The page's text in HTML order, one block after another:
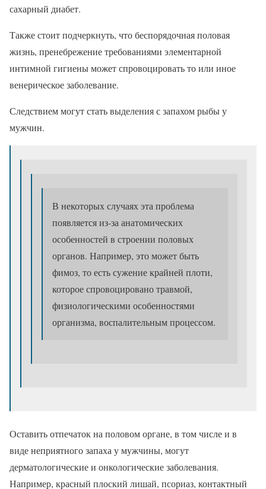
сахарный диабет.
Также стоит подчеркнуть, что беспорядочная половая
жизнь, пренебрежение требованиями элементарной
интимной гигиены может спровоцировать то или иное
венерическое заболевание.
Следствием могут стать выделения с запахом рыбы у
мужчин.
В некоторых случаях эта проблема
появляется из-за анатомических
особенностей в строении половых
органов. Например, это может быть
фимоз, то есть сужение крайней плоти,
которое спровоцировано травмой,
физиологическими особенностями
организма, воспалительным процессом.
Оставить отпечаток на половом органе, в том числе и в
виде неприятного запаха у мужчины, могут
дерматологические и онкологические заболевания.
Например, красный плоский лишай, псориаз, контактный